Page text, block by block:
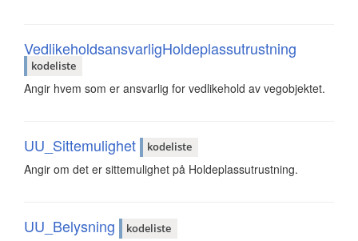
VedlikeholdsansvarligHoldeplassutrustning
kodeliste
Angir hvem som er ansvarlig for vedlikehold av vegobjektet.
UU_Sittemulighet kodeliste
Angir om det er sittemulighet på Holdeplassutrustning.
UU_Belysning kodeliste